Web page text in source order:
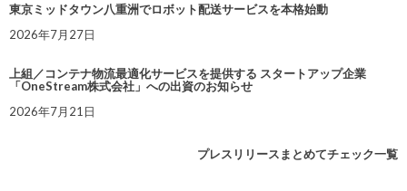
東京ミッドタウン八重洲でロボット配送サービスを本格始動
2026年7月27日
上組／コンテナ物流最適化サービスを提供する スタートアップ企業
「OneStream株式会社」への出資のお知らせ
2026年7月21日
プレスリリースまとめてチェック一覧